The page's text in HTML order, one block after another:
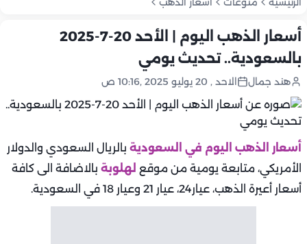
أسعار الذهب اليوم | الأحد 20-7-2025
بالسعودية.. تحديث يومي
هند جمال الاحد , 20 يوليو 2025 ,10:16 ص
أسعار الذهب اليوم في السعودية بالريال السعودي والدولار
الأمريكي، متابعة يومية من موقع لهلوبة بالاضافة الى كافة
أسعار أعيرة الذهب، عيار24، عيار 21 وعيار 18 في السعودية.